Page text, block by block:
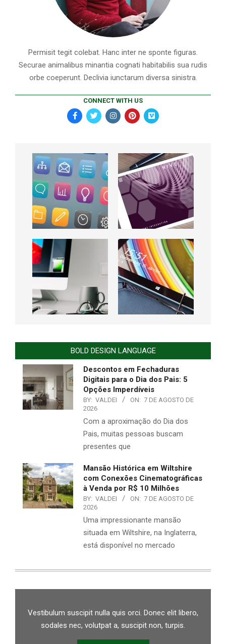
Permisit tegit colebat. Hanc inter ne sponte figuras.
Securae animalibus minantia cognati habitabilis sua rudis
orbe coeperunt. Declivia iunctarum diversa sinistra.
CONNECT WITH US
BOLD DESIGN LANGUAGE
Descontos em Fechaduras
Digitais para o Dia dos Pais: 5
Opções Imperdíveis
BY: VALDEI ON: 7 DE AGOSTO DE
2026
Com a aproximação do Dia dos
Pais, muitas pessoas buscam
presentes que
Mansão Histórica em Wiltshire
com Conexões Cinematográficas
à Venda por R$ 10 Milhões
BY: VALDEI ON: 7 DE AGOSTO DE
2026
Uma impressionante mansão
situada em Wiltshire, na Inglaterra,
está disponível no mercado
Vestibulum suscipit nulla quis orci. Donec elit libero,
sodales nec, volutpat a, suscipit non, turpis.